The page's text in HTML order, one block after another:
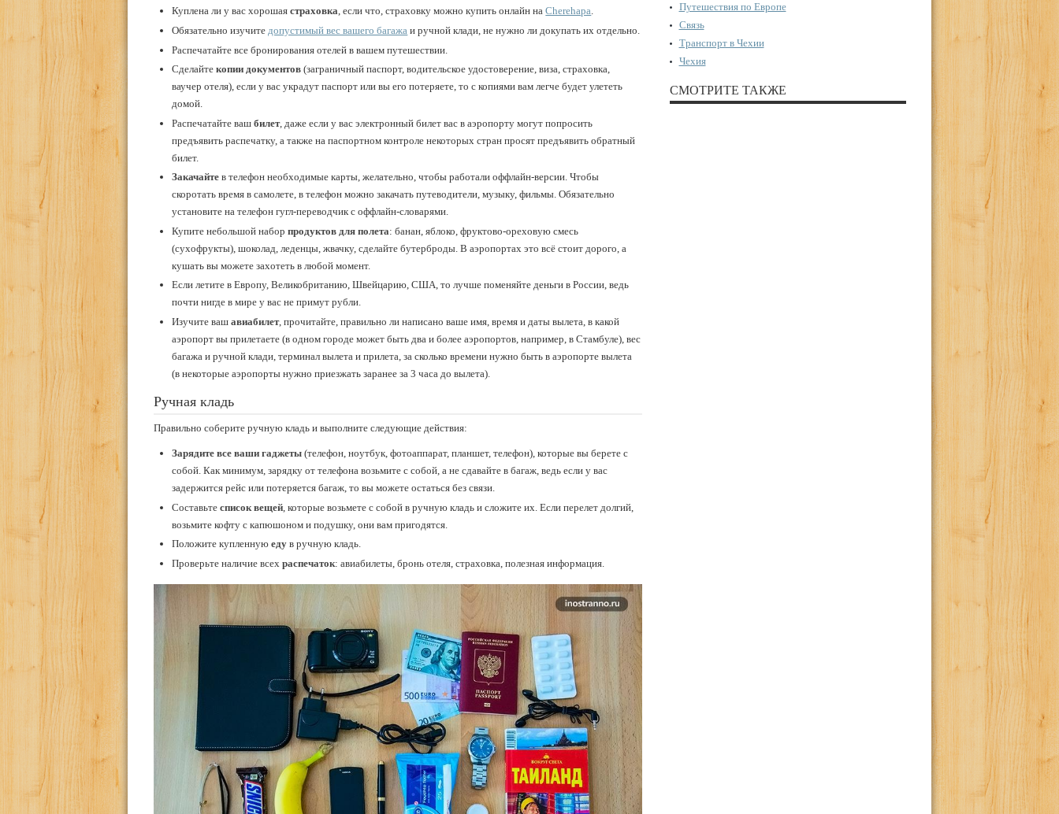
Куплена ли у вас хорошаястраховка, если что, страховку можно купить онлайн наCherehapa.
Обязательно изучите допустимый вес вашего багажа и ручной клади, не нужно ли докупать их отдельно.
Распечатайте все бронирования отелей в вашем путешествии.
Сделайтекопии документов (заграничный паспорт, водительское удостоверение, виза, страховка,
ваучер отеля), если у вас украдут паспорт или вы его потеряете, то с копиями вам легче будет улететь
домой.
Распечатайте вашбилет, даже если у вас электронный билет вас в аэропорту могут попросить
предъявить распечатку, а также на паспортном контроле некоторых стран просят предъявить обратный
билет.
Закачайте в телефон необходимые карты, желательно, чтобы работали оффлайн-версии. Чтобы
скоротать время в самолете, в телефон можно закачать путеводители, музыку, фильмы. Обязательно
установите на телефон гугл-переводчик с оффлайн-словарями.
Купите небольшой наборпродуктов для полета: банан, яблоко, фруктово-ореховую смесь
(сухофрукты), шоколад, леденцы, жвачку, сделайте бутерброды. В аэропортах это всё стоит дорого, а
кушать вы можете захотеть в любой момент.
Если летите в Европу, Великобританию, Швейцарию, США, то лучше поменяйте деньги в России, ведь
почти нигде в мире у вас не примут рубли.
Изучите вашавиабилет, прочитайте, правильно ли написано ваше имя, время и даты вылета, в какой
аэропорт вы прилетаете (в одном городе может быть два и более аэропортов, например, в Стамбуле), вес
багажа и ручной клади, терминал вылета и прилета, за сколько времени нужно быть в аэропорте вылета
(в некоторые аэропорты нужно приезжать заранее за 3 часа до вылета).
Ручная кладь
Правильно соберите ручную кладь и выполните следующие действия:
Зарядите все ваши гаджеты (телефон, ноутбук, фотоаппарат, планшет, телефон), которые вы берете с
собой. Как минимум, зарядку от телефона возьмите с собой, а не сдавайте в багаж, ведь если у вас
задержится рейс или потеряется багаж, то вы можете остаться без связи.
Составьтесписок вещей , которые возьмете с собой в ручную кладь и сложите их. Если перелет долгий,
возьмите кофту с капюшоном и подушку, они вам пригодятся.
Положите купленнуюеду в ручную кладь.
Проверьте наличие всехраспечаток: авиабилеты, бронь отеля, страховка, полезная информация.
Путешествия по Европе
Связь
Транспорт в Чехии
Чехия
СМОТРИТЕ ТАКЖЕ